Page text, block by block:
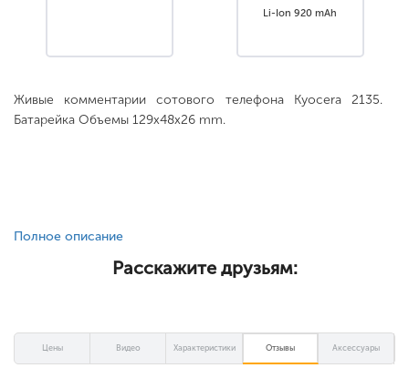
Li-Ion 920 mAh
Живые комментарии сотового телефона Kyocera 2135.
Батарейка Объемы 129x48x26 mm.
Полное описание
Расскажите друзьям:
Цены Видео Характеристики Отзывы Аксессуары